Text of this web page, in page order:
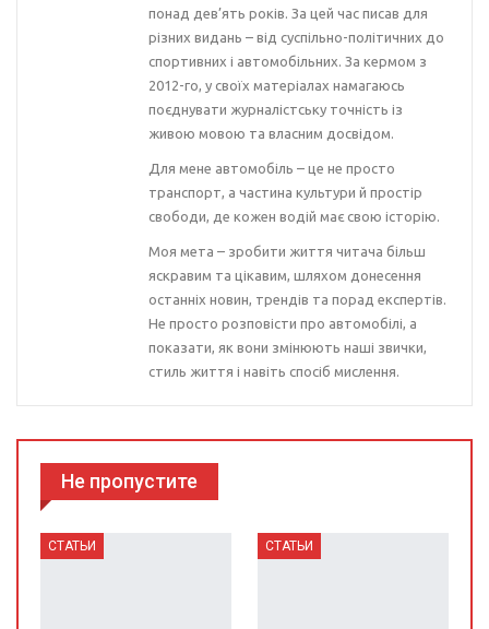
понад дев’ять років. За цей час писав для
різних видань – від суспільно-політичних до
спортивних і автомобільних. За кермом з
2012-го, у своїх матеріалах намагаюсь
поєднувати журналістську точність із
живою мовою та власним досвідом.
Для мене автомобіль – це не просто
транспорт, а частина культури й простір
свободи, де кожен водій має свою історію.
Моя мета – зробити життя читача більш
яскравим та цікавим, шляхом донесення
останніх новин, трендів та порад експертів.
Не просто розповісти про автомобілі, а
показати, як вони змінюють наші звички,
стиль життя і навіть спосіб мислення.
Не пропустите
СТАТЬИ СТАТЬИ